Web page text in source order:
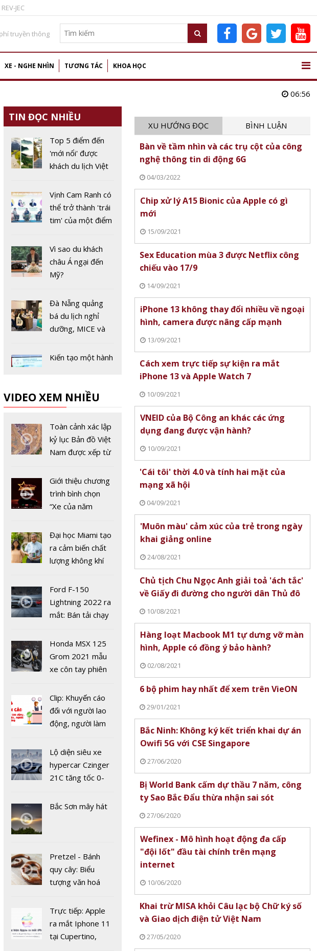
REV-JEC
truyền thông
XE - NGHE NHÌN TƯƠNG TÁC KHOA HỌC
06:56
TIN ĐỌC NHIỀU
Top 5 điểm đến
'mới nổi' được
khách du lịch Việt
này
Vịnh Cam Ranh có
thể trở thành 'trái
tim' của một điểm
Vì sao du khách
châu Á ngại đến
Mỹ?
Đà Nẵng quảng
bá du lịch nghỉ
dưỡng, MICE và
Kiến tạo một hành
Hóa - Ninh Bình
lịch Hà Nội 2024:
Tôn vinh tinh hoa
áo dài Việt
Cẩm nang bỏ túi
khi đi du lịch
Độc đáo vẻ đẹp
Ninh Thuận
Rực rỡ sắc hoa
mai anh đào Đà
năm mới 2020
hút hồn chị em
mỗi tháng 10 về
VIDEO XEM NHIỀU
Toàn cảnh xác lập
kỷ lục Bản đồ Việt
Nam được xếp từ
năm 2022
Giới thiệu chương
trình bình chọn
“Xe của năm
Đại học Miami tạo
ra cảm biến chất
lượng không khí
19
Ford F-150
Lightning 2022 ra
mắt: Bán tải chạy
chưa đến 40 nghìn
USD
Honda MSX 125
Grom 2021 mẫu
xe côn tay phiên
Clip: Khuyến cáo
đối với người lao
động, người làm
hàng tại khu dịch
vụ trong dịch
Covid-19
Lộ diện siêu xe
hypercar Czinger
21C tăng tốc 0-
2 giây
Bắc Sơn mây hát
Pretzel - Bánh
quy cây: Biểu
tượng văn hoá
tranh cãi về nguồn
gốc
Trực tiếp: Apple
ra mắt Iphone 11
tại Cupertino,
XU HƯỚNG ĐỌC BÌNH LUẬN
Bàn về tầm nhìn và các trụ cột của công
nghệ thông tin di động 6G
04/03/2022
Chip xử lý A15 Bionic của Apple có gì
mới
15/09/2021
Sex Education mùa 3 được Netflix công
chiếu vào 17/9
14/09/2021
iPhone 13 không thay đổi nhiều về ngoại
hình, camera được nâng cấp mạnh
13/09/2021
Cách xem trực tiếp sự kiện ra mắt
iPhone 13 và Apple Watch 7
10/09/2021
VNEID của Bộ Công an khác các ứng
dụng đang được vận hành?
10/09/2021
'Cái tôi' thời 4.0 và tính hai mặt của
mạng xã hội
04/09/2021
'Muôn màu' cảm xúc của trẻ trong ngày
khai giảng online
24/08/2021
Chủ tịch Chu Ngọc Anh giải toả 'ách tắc'
về Giấy đi đường cho người dân Thủ đô
10/08/2021
Hàng loạt Macbook M1 tự dưng vỡ màn
hình, Apple có đồng ý bảo hành?
02/08/2021
6 bộ phim hay nhất để xem trên VieON
29/01/2021
Bắc Ninh: Không ký kết triển khai dự án
Owifi 5G với CSE Singapore
27/06/2020
Bị World Bank cấm dự thầu 7 năm, công
ty Sao Bắc Đẩu thừa nhận sai sót
27/06/2020
Wefinex - Mô hình hoạt động đa cấp
"đội lốt" đầu tài chính trên mạng
internet
10/06/2020
Khai trừ MISA khỏi Câu lạc bộ Chữ ký số
và Giao dịch điện tử Việt Nam
27/05/2020